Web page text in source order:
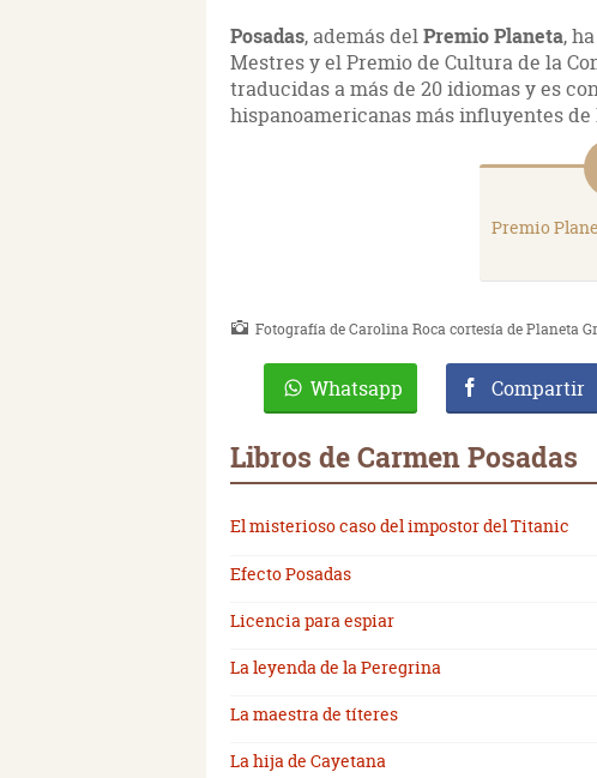
Posadas, además delPremio Planeta,
Mestres y el Premio de Cultura de la
traducidas a más de 20 idiomas y es
hispanoamericanas más influyentes
Premio
Fotografía de Carolina Roca cortesía de Planeta
Whatsapp Compartir
Libros de Carmen Posadas
El misterioso caso del impostor del Titanic
Efecto Posadas
Licencia para espiar
La leyenda de la Peregrina
La maestra de títeres
La hija de Cayetana